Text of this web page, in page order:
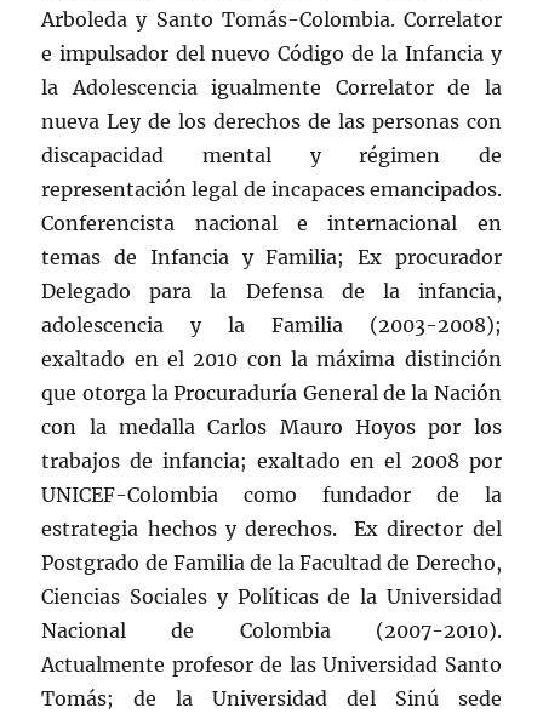
Arboleda y Santo Tomás-Colombia. Correlator
e impulsador del nuevo Código de la Infancia y
la Adolescencia igualmente Correlator de la
nueva Ley de los derechos de las personas con
discapacidad mental y régimen de
representación legal de incapaces emancipados.
Conferencista nacional e internacional en
temas de Infancia y Familia; Ex procurador
Delegado para la Defensa de la infancia,
adolescencia y la Familia (2003-2008);
exaltado en el 2010 con la máxima distinción
que otorga la Procuraduría General de la Nación
con la medalla Carlos Mauro Hoyos por los
trabajos de infancia; exaltado en el 2008 por
UNICEF-Colombia como fundador de la
estrategia hechos y derechos. Ex director del
Postgrado de Familia de la Facultad de Derecho,
Ciencias Sociales y Políticas de la Universidad
Nacional de Colombia (2007-2010).
Actualmente profesor de las Universidad Santo
Tomás; de la Universidad del Sinú sede